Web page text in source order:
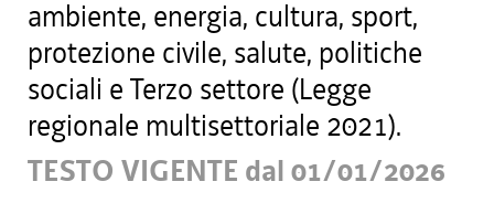
ambiente, energia, cultura, sport,
protezione civile, salute, politiche
sociali e Terzo settore (Legge
regionale multisettoriale 2021).
TESTO VIGENTE dal 01/01/2026